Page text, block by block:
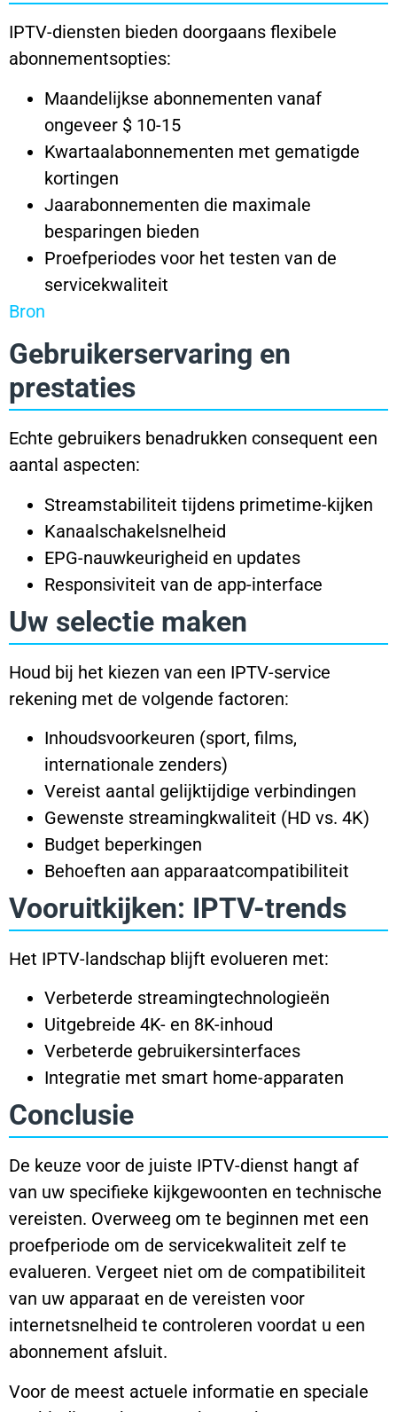
IPTV-diensten bieden doorgaans flexibele
abonnementsopties:
Maandelijkse abonnementen vanaf
ongeveer $ 10-15
Kwartaalabonnementen met gematigde
kortingen
Jaarabonnementen die maximale
besparingen bieden
Proefperiodes voor het testen van de
servicekwaliteit
Bron
Gebruikerservaring en
prestaties
Echte gebruikers benadrukken consequent een
aantal aspecten:
Streamstabiliteit tijdens primetime-kijken
Kanaalschakelsnelheid
EPG-nauwkeurigheid en updates
Responsiviteit van de app-interface
Uw selectie maken
Houd bij het kiezen van een IPTV-service
rekening met de volgende factoren:
Inhoudsvoorkeuren (sport, films,
internationale zenders)
Vereist aantal gelijktijdige verbindingen
Gewenste streamingkwaliteit (HD vs. 4K)
Budget beperkingen
Behoeften aan apparaatcompatibiliteit
Vooruitkijken: IPTV-trends
Het IPTV-landschap blijft evolueren met:
Verbeterde streamingtechnologieën
Uitgebreide 4K- en 8K-inhoud
Verbeterde gebruikersinterfaces
Integratie met smart home-apparaten
Conclusie
De keuze voor de juiste IPTV-dienst hangt af
van uw specifieke kijkgewoonten en technische
vereisten. Overweeg om te beginnen met een
proefperiode om de servicekwaliteit zelf te
evalueren. Vergeet niet om de compatibiliteit
van uw apparaat en de vereisten voor
internetsnelheid te controleren voordat u een
abonnement afsluit.
Voor de meest actuele informatie en speciale